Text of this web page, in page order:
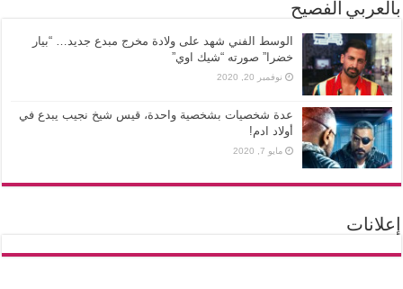
بالعربي الفصيح
الوسط الفني شهد على ولادة مخرج مبدع جديد… “بيار
خضرا” صورته “شيك اوي”
نوفمبر 20, 2020
عدة شخصيات بشخصية واحدة، قيس شيخ نجيب يبدع في
أولاد ادم!
مايو 7, 2020
إعلانات